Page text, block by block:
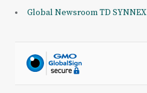
Global Newsroom TD SYNNEX